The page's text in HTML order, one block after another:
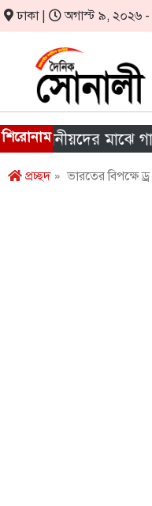
ঢাকা | অগাস্ট ৯, ২০২৬ -
শিরোনাম মাঝে গাছের
প্রচ্ছদ» ভারতের বিপক্ষে